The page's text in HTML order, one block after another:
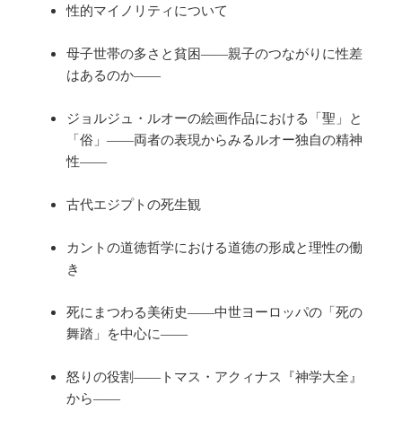
性的マイノリティについて
母子世帯の多さと貧困――親子のつながりに性差
はあるのか――
ジョルジュ・ルオーの絵画作品における「聖」と
「俗」――両者の表現からみるルオー独自の精神
性――
古代エジプトの死生観
カントの道徳哲学における道徳の形成と理性の働
き
死にまつわる美術史――中世ヨーロッパの「死の
舞踏」を中心に――
怒りの役割――トマス・アクィナス『神学大全』
から――